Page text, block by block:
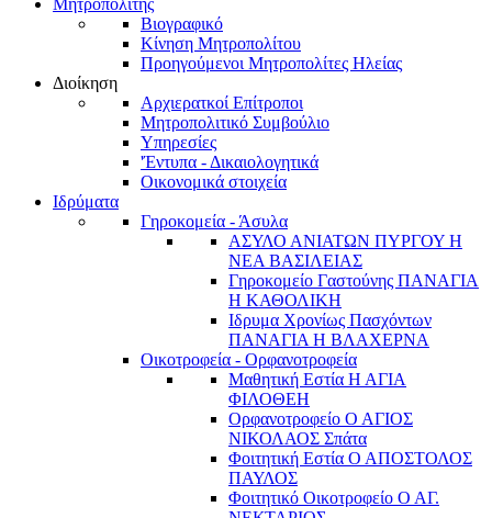
Βιογραφικό
Κίνηση Μητροπολίτου
Προηγούμενοι Μητροπολίτες Ηλείας
Διοίκηση
Αρχιερατκοί Επίτροποι
Μητροπολιτικό Συμβούλιο
Υπηρεσίες
'Έντυπα - Δικαιολογητικά
Οικονομικά στοιχεία
Ιδρύματα
Γηροκομεία - Άσυλα
ΑΣΥΛΟ ΑΝΙΑΤΩΝ ΠΥΡΓΟΥ Η
ΝΕΑ ΒΑΣΙΛΕΙΑΣ
Γηροκομείο Γαστούνης ΠΑΝΑΓΙΑ
Η ΚΑΘΟΛΙΚΗ
Ιδρυμα Χρονίως Πασχόντων
ΠΑΝΑΓΙΑ Η ΒΛΑΧΕΡΝΑ
Οικοτροφεία - Ορφανοτροφεία
Μαθητική Εστία Η ΑΓΙΑ
ΦΙΛΟΘΕΗ
Ορφανοτροφείο Ο ΑΓΙΟΣ
ΝΙΚΟΛΑΟΣ Σπάτα
Φοιτητική Εστία Ο ΑΠΟΣΤΟΛΟΣ
ΠΑΥΛΟΣ
Φοιτητικό Οικοτροφείο Ο ΑΓ.